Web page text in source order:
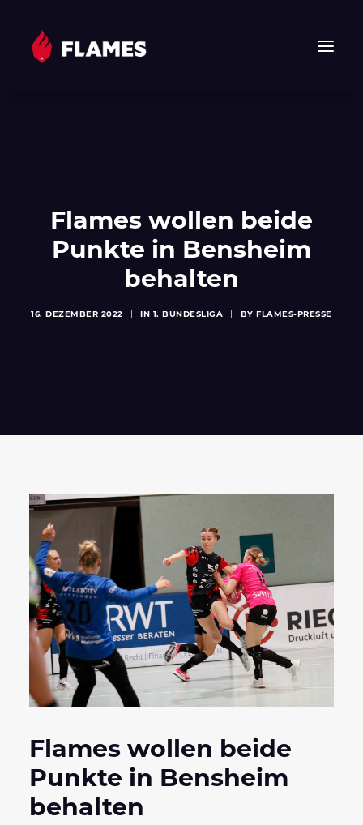
JUGEND
VEREIN
SPONSOREN & PARTNER
Flames wollen beide
Punkte in Bensheim
behalten
16. DEZEMBER 2022 IN 1. BUNDESLIGA BY FLAMES-PRESSE
Flames wollen beide
Punkte in Bensheim
behalten